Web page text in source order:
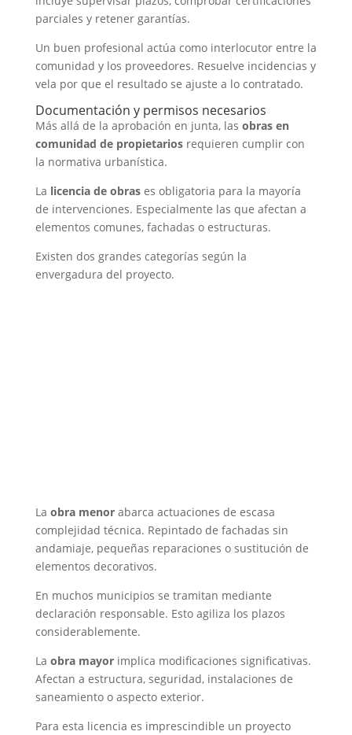
parciales y retener garantías.
Un buen profesional actúa como interlocutor entre la
comunidad y los proveedores. Resuelve incidencias y
vela por que el resultado se ajuste a lo contratado.
Documentación y permisos necesarios
Más allá de la aprobación en junta, las obras en
comunidad de propietariosrequieren cumplir con
la normativa urbanística.
La licencia de obrases obligatoria para la mayoría
de intervenciones. Especialmente las que afectan a
elementos comunes, fachadas o estructuras.
Existen dos grandes categorías según la
envergadura del proyecto.
La obra menorabarca actuaciones de escasa
complejidad técnica. Repintado de fachadas sin
andamiaje, pequeñas reparaciones o sustitución de
elementos decorativos.
En muchos municipios se tramitan mediante
declaración responsable. Esto agiliza los plazos
considerablemente.
La obra mayorimplica modificaciones significativas.
Afectan a estructura, seguridad, instalaciones de
saneamiento o aspecto exterior.
Para esta licencia es imprescindible un proyecto